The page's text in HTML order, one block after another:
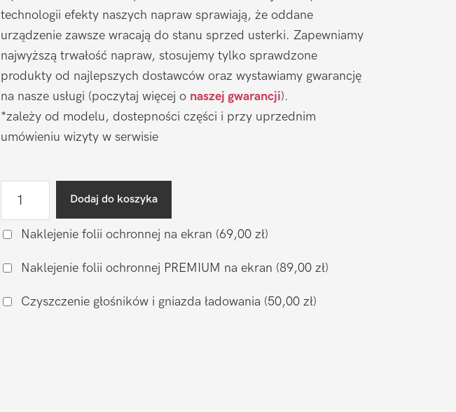
technologii efekty naszych napraw sprawiają, że oddane
urządzenie zawsze wracają do stanu sprzed usterki. Zapewniamy
najwyższą trwałość napraw, stosujemy tylko sprawdzone
produkty od najlepszych dostawców oraz wystawiamy gwarancję
na nasze usługi (poczytaj więcej o naszej gwarancji).
*zależy od modelu, dostepności części i przy uprzednim
umówieniu wizyty w serwisie
mikrofonu
OnePlus
Dodaj do koszyka
Naklejenie folii ochronnej na ekran (69,00 zł)
Naklejenie folii ochronnej PREMIUM na ekran (89,00 zł)
Czyszczenie głośników i gniazda ładowania (50,00 zł)